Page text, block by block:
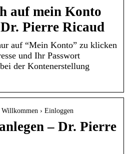
auf mein Konto
Pierre Ricaud
auf “Mein Konto” zu klicken
und Ihr Passwort
der Kontenerstellung
› Einloggen
– Dr. Pierre